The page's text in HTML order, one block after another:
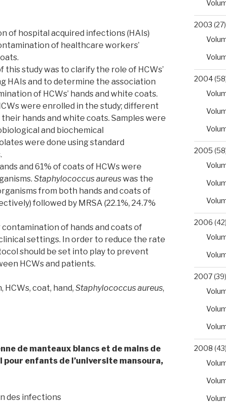
of hospital acquired infections (HAIs)
of healthcare workers’
this study was to clarify the role of HCWs’
HAIs and to determine the association
of HCWs’ hands and white coats.
were enrolled in the study; different
hands and white coats. Samples were
and biochemical
were done using standard
and 61% of coats of HCWs were
Staphylococcus aureuswas the
from both hands and coats of
followed by MRSA (22.1%, 24.7%
of hands and coats of
settings. In order to reduce the rate
should be set into play to prevent
HCWs and patients.
HCWs, coat, hand, Staphylococcus aureus,
de manteaux blancs et de mains de
pour enfants de l’universite mansoura,
des infections
2003 (27)
2004
2005
2006 (42)
2007(39)
2008 (43)